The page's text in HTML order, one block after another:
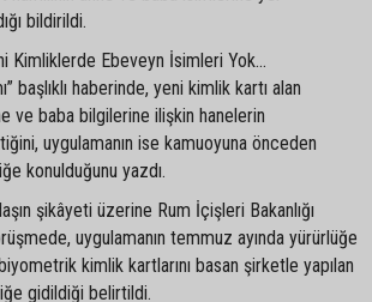
bildirildi.
Kimliklerde Ebeveyn İsimleri Yok…
başlıklı haberinde, yeni kimlik kartı alan
ve baba bilgilerine ilişkin hanelerin
uygulamanın ise kamuoyuna önceden
konulduğunu yazdı.
şikâyeti üzerine Rum İçişleri Bakanlığı
uygulamanın temmuz ayında yürürlüğe
kimlik kartlarını basan şirketle yapılan
gidildiği belirtildi.